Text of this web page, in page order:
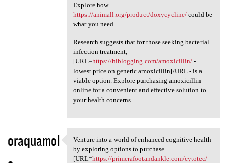
Explore how
https://animall.org/product/doxycycline/could be
what you need.
Research suggests that for those seeking bacterial
infection treatment,
[URL=https://hiblogging.com/amoxicillin/-
lowest price on generic amoxicillin[/URL - is a
viable option. Explore purchasing amoxicillin
online for a convenient and effective solution to
your health concerns.
oraquamol Venture into a world of
Venture into a world of enhanced cognitive health
by exploring options to purchase
[URL=https://primerafootandankle.com/cytotec/-